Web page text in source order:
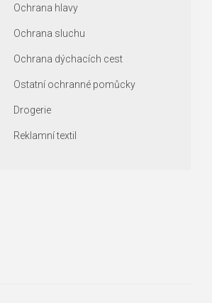
Ochrana hlavy
Ochrana sluchu
Ochrana dýchacích cest
Ostatní ochranné pomůcky
Drogerie
Reklamní textil